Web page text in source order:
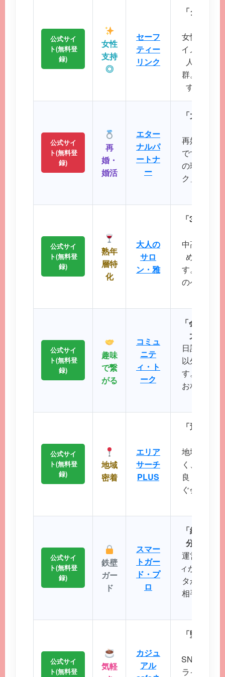
公式サイ
ト(無料登
録)
女性
支持
◎
セーフ
ティー
リンク
「クリー
女性誌にも
イメージが
人サポー
群。初めて
すい操作
公式サイ
ト(無料登
録)
再
婚・
婚活
エター
ナルパ
ートナ
ー
「大人の
再婚や婚活
です。バ
の理解を示
ク」など
公式サイ
ト(無料登
録)
熟年
層特
化
大人の
サロ
ン・雅
「30代後
中高年層
め、同世
す。周囲を
のペースで
公式サイ
ト(無料登
録)
趣味
で繋
がる
コミュ
ニテ
ィ・ト
ーク
「会員数
大SNS
日記や掲
以外の機
す。共通の
お相手と
公式サイ
ト(無料登
録)
地域
密着
エリア
サーチ
PLUS
「近所で
地域に根差
く、コス
良く出会
ぐ会える
公式サイ
ト(無料登
録)
鉄壁
ガー
ド
スマー
トガー
ド・プ
ロ
「細かな
分にぴっ
運営実績が
ィが非常に
タから理
相手を効率
公式サイ
ト(無料登
気軽
カジュ
アル
「堅苦し
SNS感覚で
ライトな